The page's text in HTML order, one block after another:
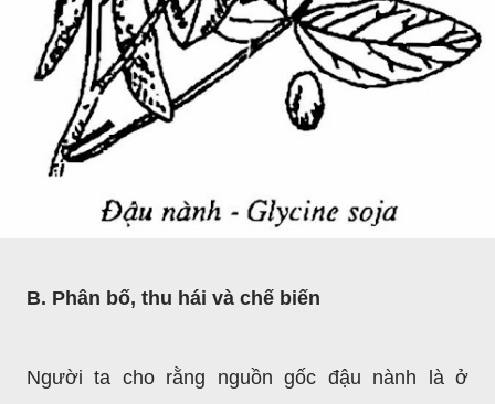
B. Phân bố, thu hái và chế biến
Người ta cho rằng nguồn gốc đậu nành là ở